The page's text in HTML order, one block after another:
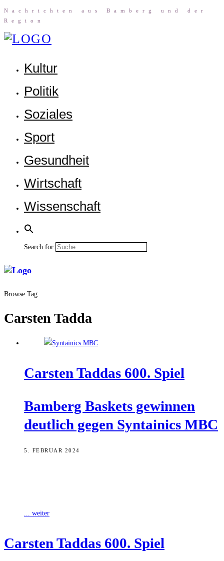
Nach­rich­ten aus Bam­berg und der
Region
Kul­tur
Poli­tik
Sozia­les
Sport
Gesund­heit
Wirt­schaft
Wis­sen­schaft
Search for:
Browse Tag
Carsten Tadda
Cars­ten Tad­das 600. Spiel
Bam­berg Bas­kets gewin­nen
deut­lich gegen Syn­tai­nics MBC
5. FEBRUAR 2024
... weiter
Cars­ten Tad­das 600. Spiel